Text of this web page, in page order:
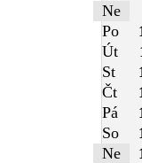
Ne
Po
Út
St
Čt
Pá
So
Ne